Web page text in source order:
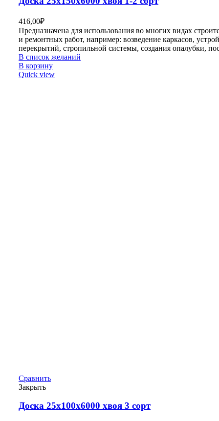
416,00₽
Предназначена для использования во многих видах
и ремонтных работ, например: возведение каркасов,
перекрытий, стропильной системы, создания опалубки,
В список желаний
В корзину
Quick view
Сравнить
Закрыть
Доска 25х100х6000 хвоя 3 сорт